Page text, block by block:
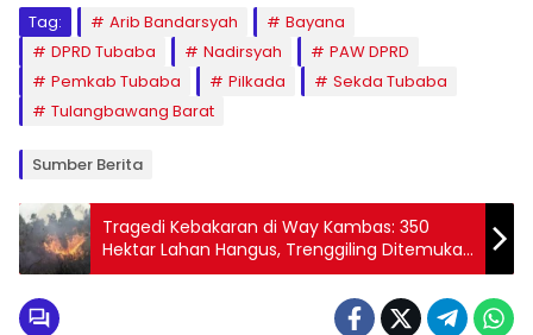
Tag: Arib Bandarsyah
Bayana
DPRD Tubaba
Nadirsyah
PAW DPRD
Pemkab Tubaba
Pilkada
Sekda Tubaba
Tulangbawang Barat
Sumber Berita
Tragedi Kebakaran di Way Kambas: 350
Hektar Lahan Hangus, Trenggiling Ditemukan
Tewas